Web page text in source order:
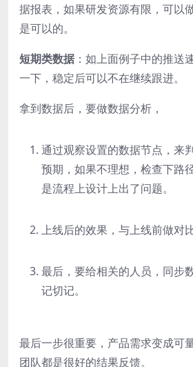
据报表，如果研发资源有限，可以
是可以的。
短期类数据 ：如上面例子中的推送
一下，稳定后可以不在继续跟进。
拿到数据后，要做数据分析，
通过观察设置的数据节点，来
预期，如果不理想，检查下路
是流程上设计上出了问题。
上线后的效果，与上线前做对
最后，要给相关的人员，同步
记切记。
最后一步很重要，产品需求变成可
团队都是很好的结果反馈。